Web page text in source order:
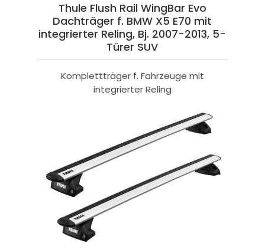
Thule Flush Rail WingBar Evo
Dachträger f. BMW X5 E70 mit
integrierter Reling, Bj. 2007-2013, 5-
Türer SUV
Komplettträger f. Fahrzeuge mit
integrierter Reling